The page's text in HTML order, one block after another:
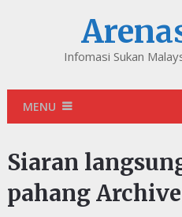
Infomasi Sukan
MENU
Siaran
pahang Archive